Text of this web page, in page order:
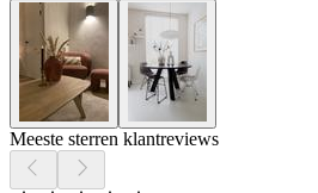
Meeste sterren klantreviews